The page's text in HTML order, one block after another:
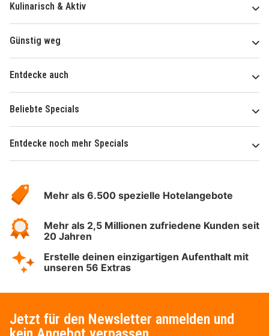
Kulinarisch & Aktiv
Günstig weg
Entdecke auch
Beliebte Specials
Entdecke noch mehr Specials
Hotelspecials
Mehr als 6.500 spezielle Hotelangebote
Mehr als 2,5 Millionen zufriedene Kunden seit
20 Jahren
Erstelle deinen einzigartigen Aufenthalt mit
unseren 56 Extras
Jetzt für den Newsletter anmelden und